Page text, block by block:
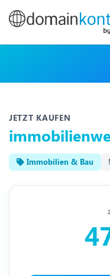
JETZT KAUFEN
Immobilien & Bau